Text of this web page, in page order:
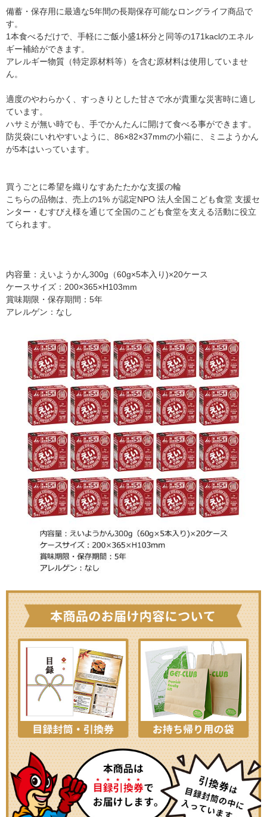
備蓄・保存用に最適な5年間の長期保存可能なロングライフ商品で
す。
1本食べるだけで、手軽にご飯小盛1杯分と同等の171kaclのエネル
ギー補給ができます。
アレルギー物質（特定原材料等）を含む原材料は使用していませ
ん。
適度のやわらかく、すっきりとした甘さで水が貴重な災害時に適し
ています。
ハサミが無い時でも、手でかんたんに開けて食べる事ができます。
防災袋にいれやすいように、86×82×37mmの小箱に、ミニようかん
が5本はいっています。
買うごとに希望を織りなすあたたかな支援の輪
こちらの品物は、売上の1% が認定NPO 法人全国こども食堂 支援セ
ンター・むすびえ様を通じて全国のこども食堂を支える活動に役立
てられます。
内容量：えいようかん300g（60g×5本入り)×20ケース
ケースサイズ：200×365×H103mm
賞味期限・保存期間：5年
アレルゲン：なし